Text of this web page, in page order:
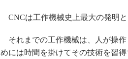
CNCは工作機械史上最大の発明と
それまでの工作機械は、人が操
めには時間を掛けてその技術を習得